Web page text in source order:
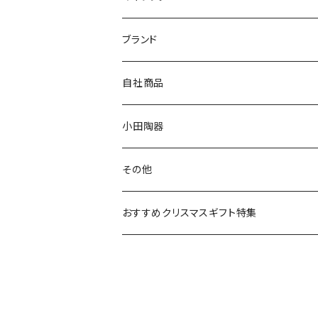
マグ＆カップ
プレート
ボウル
ガラスウェア
カトラリー
ムーミン
80th記念アイテム
リトルミイの日記念アイテム
MOOMIN ANIMATION
スヌーピー
ピーターラビット
ポケットモンスター
ブランド
LA AMYS(エミーズ)
LISA LARSON(リサラーソン)
LAURA ASHLEY(ローラ アシュレイ)
Finlayson(フィンレイソン)
自社商品
ねこ企画
Cecera(セセラ)
CELEC(セレック)
小田陶器
さざなみ
吉祥
その他
リサイクル食器
おすすめクリスマスギフト特集